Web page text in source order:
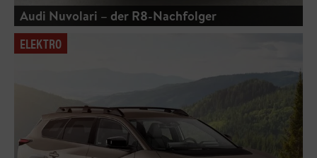
Audi Nuvolari – der R8-Nachfolger
ELEKTRO